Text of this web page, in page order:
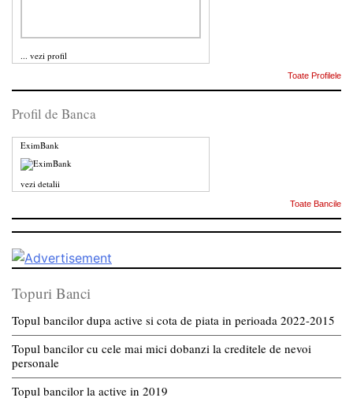
... vezi profil
Toate Profilele
Profil de Banca
EximBank
vezi detalii
Toate Bancile
Topuri Banci
Topul bancilor dupa active si cota de piata in perioada 2022-2015
Topul bancilor cu cele mai mici dobanzi la creditele de nevoi
personale
Topul bancilor la active in 2019